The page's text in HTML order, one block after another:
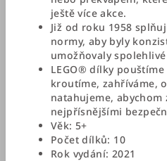
ještě více akce.
Již od roku 1958
normy, aby byly
umožňovaly
LEGO® dílky pouštíme
kroutíme, zahříváme,
natahujeme,
nejpřísnějšími
Věk: 5+
Počet dílků: 10
Rok vydání: 2021